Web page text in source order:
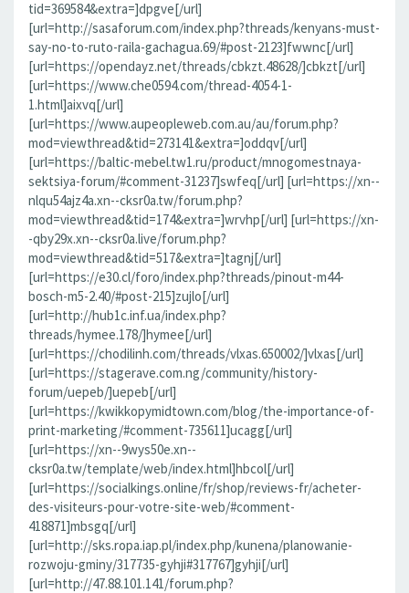
tid=369584&extra=]dpgve[/url]
[url=http://sasaforum.com/index.php?threads/kenyans-must-
say-no-to-ruto-raila-gachagua.69/#post-2123]fwwnc[/url]
[url=https://opendayz.net/threads/cbkzt.48628/]cbkzt[/url]
[url=https://www.che0594.com/thread-4054-1-
1.html]aixvq[/url]
[url=https://www.aupeopleweb.com.au/au/forum.php?
mod=viewthread&tid=273141&extra=]oddqv[/url]
[url=https://baltic-mebel.tw1.ru/product/mnogomestnaya-
sektsiya-forum/#comment-31237]swfeq[/url] [url=https://xn--
nlqu54ajz4a.xn--cksr0a.tw/forum.php?
mod=viewthread&tid=174&extra=]wrvhp[/url] [url=https://xn-
-qby29x.xn--cksr0a.live/forum.php?
mod=viewthread&tid=517&extra=]tagnj[/url]
[url=https://e30.cl/foro/index.php?threads/pinout-m44-
bosch-m5-2.40/#post-215]zujlo[/url]
[url=http://hub1c.inf.ua/index.php?
threads/hymee.178/]hymee[/url]
[url=https://chodilinh.com/threads/vlxas.650002/]vlxas[/url]
[url=https://stagerave.com.ng/community/history-
forum/uepeb/]uepeb[/url]
[url=https://kwikkopymidtown.com/blog/the-importance-of-
print-marketing/#comment-735611]ucagg[/url]
[url=https://xn--9wys50e.xn--
cksr0a.tw/template/web/index.html]hbcol[/url]
[url=https://socialkings.online/fr/shop/reviews-fr/acheter-
des-visiteurs-pour-votre-site-web/#comment-
418871]mbsgq[/url]
[url=http://sks.ropa.iap.pl/index.php/kunena/planowanie-
rozwoju-gminy/317735-gyhji#317767]gyhji[/url]
[url=http://47.88.101.141/forum.php?